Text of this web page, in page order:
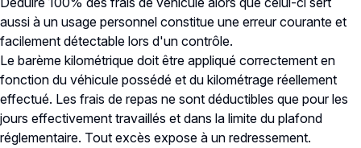
aussi à un usage personnel constitue une erreur courante et
facilement détectable lors d'un contrôle.
Le barème kilométrique doit être appliqué correctement en
fonction du véhicule possédé et du kilométrage réellement
effectué. Les frais de repas ne sont déductibles que pour les
jours effectivement travaillés et dans la limite du plafond
réglementaire. Tout excès expose à un redressement.